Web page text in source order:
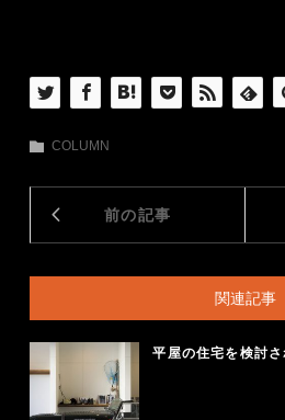
COLUMN
前の記事
関連記事
平屋の住宅を検討